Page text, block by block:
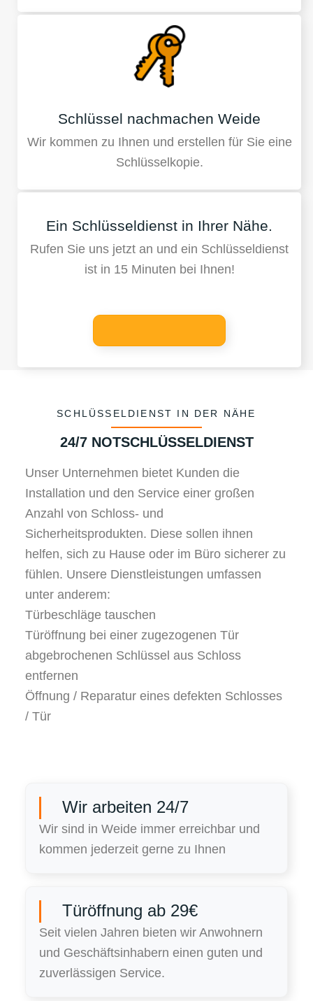
Schlüssel nachmachen Weide
Wir kommen zu Ihnen und erstellen für Sie eine
Schlüsselkopie.
Ein Schlüsseldienst in Ihrer Nähe.
Rufen Sie uns jetzt an und ein Schlüsseldienst
ist in 15 Minuten bei Ihnen!
SCHLÜSSELDIENST IN DER NÄHE
24/7 NOTSCHLÜSSELDIENST
Unser Unternehmen bietet Kunden die
Installation und den Service einer großen
Anzahl von Schloss- und
Sicherheitsprodukten. Diese sollen ihnen
helfen, sich zu Hause oder im Büro sicherer zu
fühlen. Unsere Dienstleistungen umfassen
unter anderem:
Türbeschläge tauschen
Türöffnung bei einer zugezogenen Tür
abgebrochenen Schlüssel aus Schloss
entfernen
Öffnung / Reparatur eines defekten Schlosses
/ Tür
Wir arbeiten 24/7
Wir sind in Weide immer erreichbar und
kommen jederzeit gerne zu Ihnen
Türöffnung ab 29€
Seit vielen Jahren bieten wir Anwohnern
und Geschäftsinhabern einen guten und
zuverlässigen Service.